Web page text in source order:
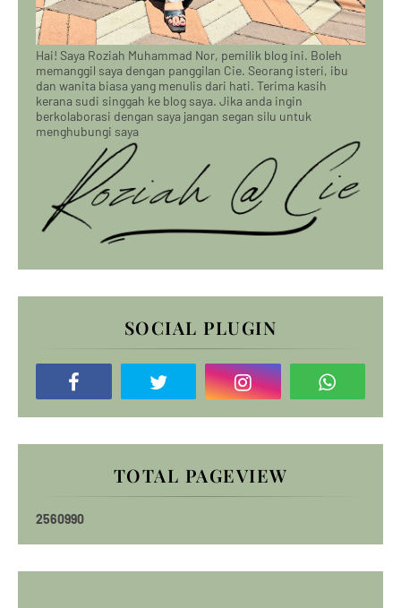
Hai! Saya Roziah Muhammad Nor, pemilik blog ini. Boleh
memanggil saya dengan panggilan Cie. Seorang isteri, ibu
dan wanita biasa yang menulis dari hati. Terima kasih
kerana sudi singgah ke blog saya. Jika anda ingin
berkolaborasi dengan saya jangan segan silu untuk
menghubungi saya
SOCIAL PLUGIN
TOTAL PAGEVIEW
2560990